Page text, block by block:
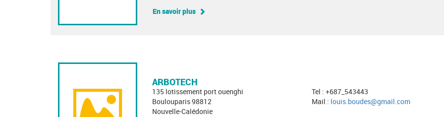
En savoir plus
ARBOTECH
135 lotissement port ouenghi
Boulouparis 98812
Nouvelle-Calédonie
Tel : +687_543443
Mail : louis.boudes@gmail.com